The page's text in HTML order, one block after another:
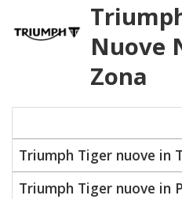
Nuove
Zona
Triumph Tiger nuove in
Triumph Tiger nuove in